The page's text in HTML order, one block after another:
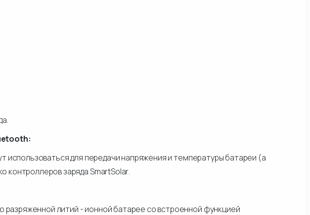
использоваться для передачи напряжения и температуры батареи (а
контроллеров заряда SmartSolar.
разряженной литий - ионной батарее со встроенной функцией